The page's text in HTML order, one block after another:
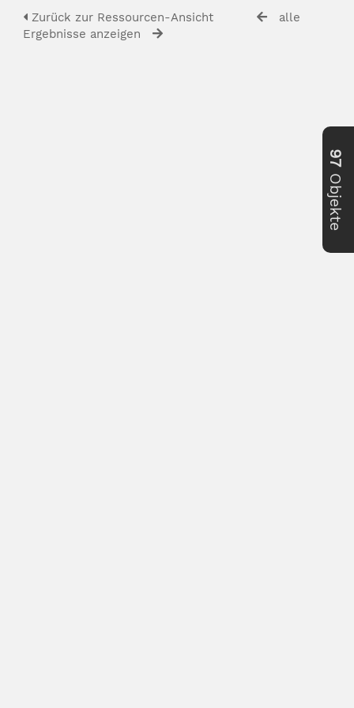
Zurück zur Ressourcen-Ansicht
alle
Ergebnisse anzeigen
97
Objekte